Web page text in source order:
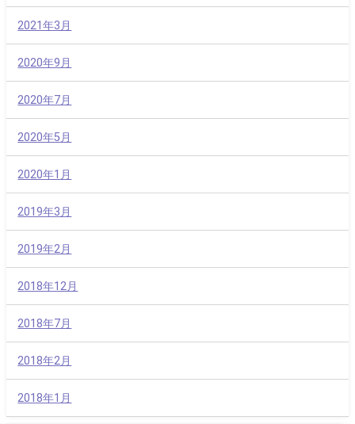
2021年3月
2020年9月
2020年7月
2020年5月
2020年1月
2019年3月
2019年2月
2018年12月
2018年7月
2018年2月
2018年1月